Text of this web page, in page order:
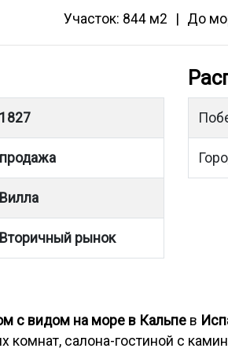
Участок: 844 м2 До
1827
продажа
Вилла
Вторичный рынок
с видом на море в Кальпе в
комнат, салона-гостиной с